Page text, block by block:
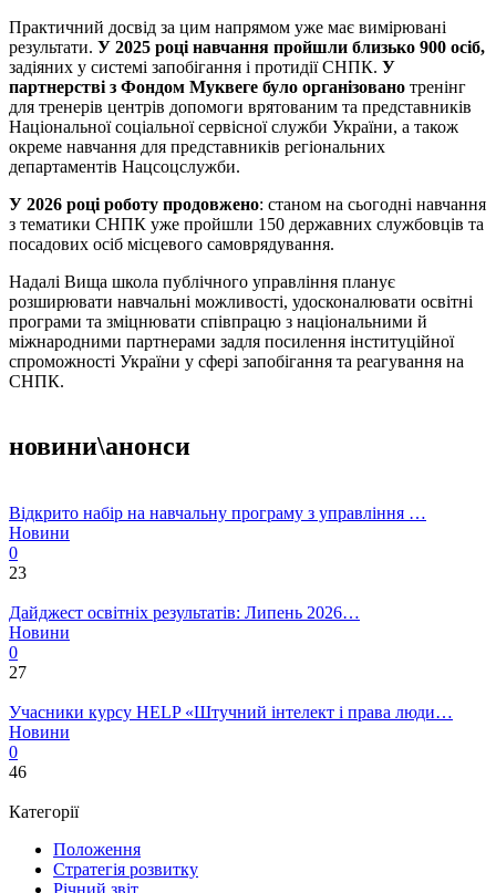
Практичний досвід за цим напрямом уже має вимірювані
результати. У 2025 році навчання пройшли близько 900 осіб,
задіяних у системі запобігання і протидії СНПК. У
партнерстві з Фондом Муквеге було організовано тренінг
для тренерів центрів допомоги врятованим та представників
Національної соціальної сервісної служби України, а також
окреме навчання для представників регіональних
департаментів Нацсоцслужби.
У 2026 році роботу продовжено: станом на сьогодні навчання
з тематики СНПК уже пройшли 150 державних службовців та
посадових осіб місцевого самоврядування.
Надалі Вища школа публічного управління планує
розширювати навчальні можливості, удосконалювати освітні
програми та зміцнювати співпрацю з національними й
міжнародними партнерами задля посилення інституційної
спроможності України у сфері запобігання та реагування на
СНПК.
новини\анонси
Відкрито набір на навчальну програму з управління …
Новини
0
23
Дайджест освітніх результатів: Липень 2026…
Новини
0
27
Учасники курсу HELP «Штучний інтелект і права люди…
Новини
0
46
Категорії
Положення
Стратегія розвитку
Річний звіт